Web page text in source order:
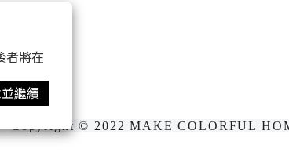
者將在
繼續
Copyright © 2022 MAKE COLORFUL